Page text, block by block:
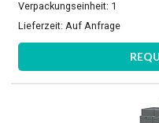
Verpackungseinheit: 1
Lieferzeit: Auf Anfrage